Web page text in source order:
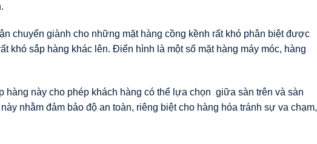
chuyển giành cho những mặt hàng cồng kềnh rất khó phân biệt được
khó sắp hàng khác lên. Điển hình là một số mặt hàng máy móc, hàng
hàng này cho phép khách hàng có thể lựa chọn giữa sàn trên và sàn
nhằm đảm bảo độ an toàn, riêng biệt cho hàng hóa tránh sự va chạm,